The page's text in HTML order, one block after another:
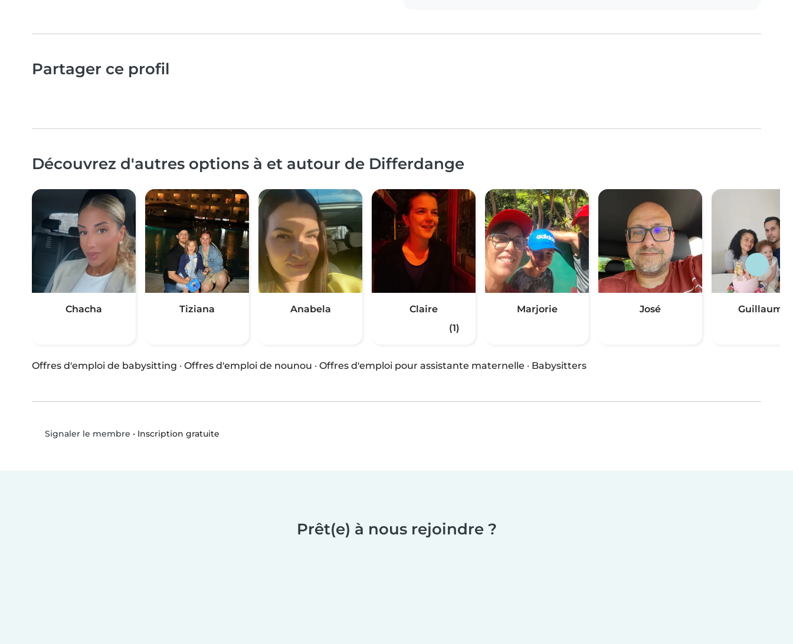
Partager ce profil
Découvrez d'autres options à et autour de Differdange
Chacha Tiziana Anabela
Claire
(1)
Marjorie José Guillaume
Offres d'emploi de babysitting · Offres d'emploi de nounou · Offres d'emploi pour assistante maternelle · Babysitters
Signaler le membre • Inscription gratuite
Prêt(e) à nous rejoindre ?